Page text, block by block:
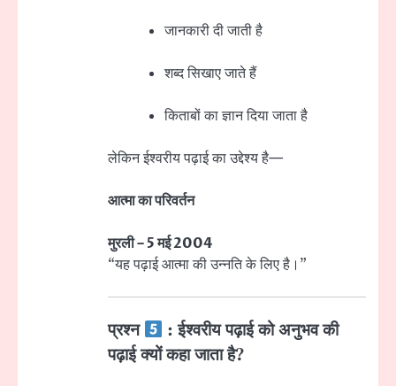
जानकारी दी जाती है
शब्द सिखाए जाते हैं
किताबों का ज्ञान दिया जाता है
लेकिन ईश्वरीय पढ़ाई का उद्देश्य है—
आत्मा का परिवर्तन
मुरली – 5 मई 2004
“यह पढ़ाई आत्मा की उन्नति के लिए है।”
प्रश्न
: ईश्वरीय पढ़ाई को अनुभव की
पढ़ाई क्यों कहा जाता है?